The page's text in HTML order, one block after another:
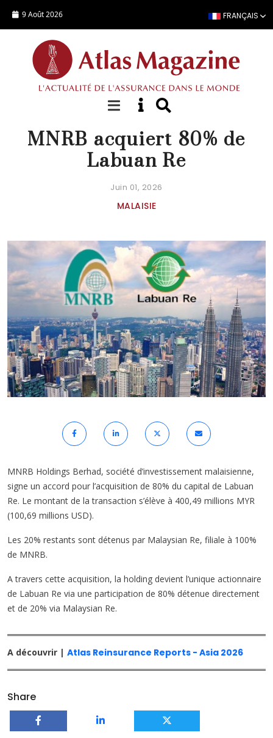
9 Août 2026 FRANÇAIS
ACTUALITÉ
MNRB acquiert 80% de
Labuan Re
Juin 01, 2026
MALAISIE
MNRB Holdings Berhad, société d’investissement malaisienne,
signe un accord pour l’acquisition de 80% du capital de Labuan
Re. Le montant de la transaction s’élève à 400,49 millions MYR
(100,69 millions USD).
Les 20% restants sont détenus par Malaysian Re, filiale à 100%
de MNRB.
A travers cette acquisition, la holding devient l’unique actionnaire
de Labuan Re via une participation de 80% détenue directement
et de 20% via Malaysian Re.
A découvrir | Atlas Reinsurance Reports - Asia 2026
Share